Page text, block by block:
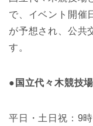
で、イベント開催
が予想され、公共
す。
●国立代々木競技
平日・土日祝：9